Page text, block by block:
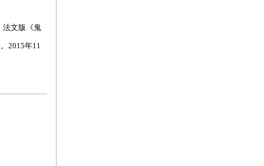
法文版《鬼
2015年11